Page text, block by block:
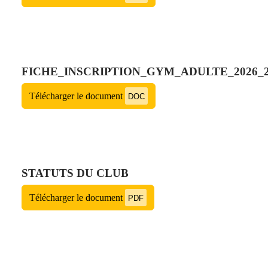
Télécharger le document DOC
STATUTS DU CLUB
Télécharger le document PDF